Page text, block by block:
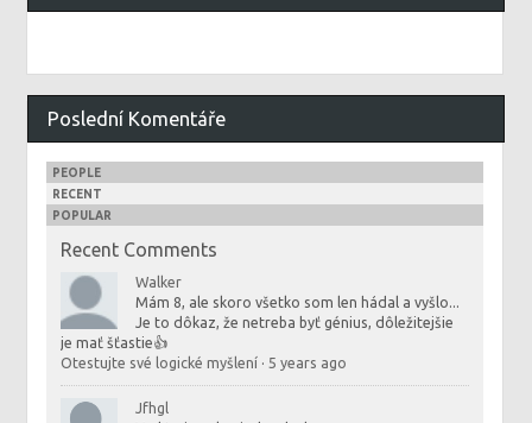
Poslední Komentáře
PEOPLE
RECENT
POPULAR
Recent Comments
Walker
Mám 8, ale skoro všetko som len hádal a vyšlo...
Je to dôkaz, že netreba byť génius, dôležitejšie
je mať šťastie👍
Otestujte své logické myšlení · 5 years ago
Jfhgl